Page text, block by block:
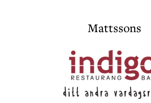
Mattssons